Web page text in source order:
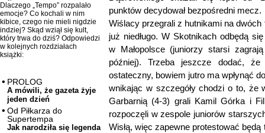
Dlaczego „Tempo” rozpalało
emocje? Co kochali w nim
kibice, czego nie mieli nigdzie
indziej? Skąd wziął się kult,
który trwa do dziś? Odpowiedzi
w kolejnych rozdziałach
książki:
PROLOG
A mówili, że gazeta żyje
jeden dzień
Od Piłkarza do
Supertempa
Jak narodziła się legenda
punktów decydował bezpośredni mecz.
Wiślacy przegrali z hutnikami na
już niedługo. W Skotnikach odbędą
w Małopolsce (juniorzy starsi
później). Trzeba jeszcze dodać,
ostateczny, bowiem jutro ma wpłynąć
wnikając w szczegóły chodzi o to, że
Garbarnią (4-3) grali Kamil Górka i
rozpoczęli w zespole juniorów
Wisłą, więc zapewne protestować